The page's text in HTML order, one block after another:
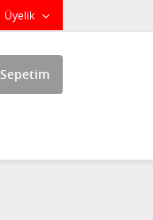
Üyelik
Sepetim